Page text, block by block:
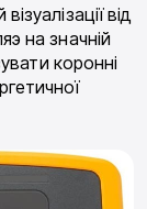
від
на значній
коронні